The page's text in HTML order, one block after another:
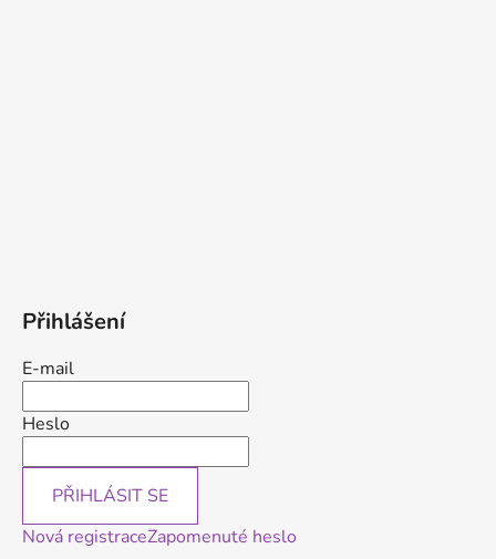
Přihlášení
E-mail
Heslo
PŘIHLÁSIT SE
Nová registraceZapomenuté heslo